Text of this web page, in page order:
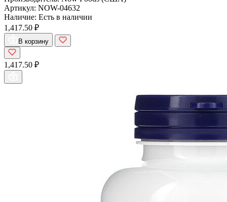
Артикул: NOW-04632
Наличие: Есть в наличии
1,417.50 ₽
В корзину
1,417.50 ₽